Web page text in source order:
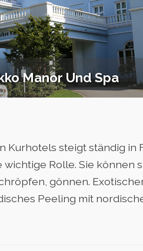
Manor Und Spa
Kurhotels steigt ständig
wichtige Rolle. Sie können
gönnen.
Peeling mit